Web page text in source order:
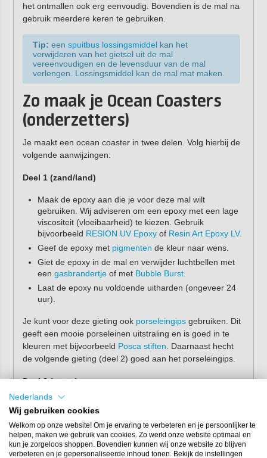
het ontmallen ook erg eenvoudig. Bovendien is de mal na
gebruik meerdere keren te gebruiken.
Tip: een spuitbus lossingsmiddelkan het
verwijderen van het gietsel uit de mal
vereenvoudigen en de levensduur van de mal
verlengen. Lossingsmiddel kan de mal mat maken.
Zo maak je Ocean Coasters
(onderzetters)
Je maakt een ocean coaster in twee delen. Volg hierbij de
volgende aanwijzingen:
Deel 1 (zand/land)
Maak de epoxy aan die je voor deze mal wilt
gebruiken. Wij adviseren om een epoxy met een lage
viscositeit (vloeibaarheid) te kiezen. Gebruik
bijvoorbeeld RESION UV Epoxyof Resin Art Epoxy LV.
Geef de epoxy met pigmenten de kleur naar wens.
Giet de epoxy in de mal en verwijder luchtbellen met
een gasbrandertjeof met Bubble Burst.
Laat de epoxy nu voldoende uitharden (ongeveer 24
uur).
Je kunt voor deze gieting ook porseleingipsgebruiken. Dit
geeft een mooie porseleinen uitstraling en is goed in te
kleuren met bijvoorbeeld Posca stiften . Daarnaast hecht
de volgende gieting (deel 2) goed aan het porseleingips.
Deel 2 (water)
Giet nu de epoxy in een andere kleur in het lege deel
van de uitgeharde epoxy.
Op de foto hebben wij gebruik gemaakt van TransTint.
Laat ook deze laag minimaal 24 uur uitharden.
Nederlands
Wij gebruiken cookies
Welkom op onze website! Om je ervaring te verbeteren en je persoonlijker te
helpen, maken we gebruik van cookies. Zo werkt onze website optimaal en
kun je zorgeloos shoppen. Bovendien kunnen wij onze website zo blijven
verbeteren en je gepersonaliseerde inhoud tonen. Bekijk de instellingen